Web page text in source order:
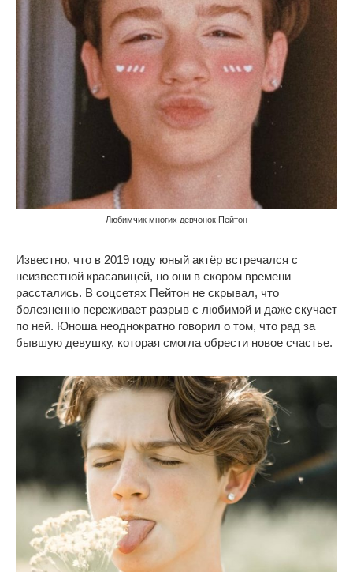
Любимчик многих девчонок Пейтон
Известно, что в 2019 году юный актёр встречался с
неизвестной красавицей, но они в скором времени
расстались. В соцсетях Пейтон не скрывал, что
болезненно переживает разрыв с любимой и даже скучает
по ней. Юноша неоднократно говорил о том, что рад за
бывшую девушку, которая смогла обрести новое счастье.